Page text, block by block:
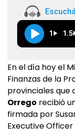
1 1.5
En el día hoy el
Finanzas de la
provinciales que
Orrego recibió
firmada por
Executive Officer